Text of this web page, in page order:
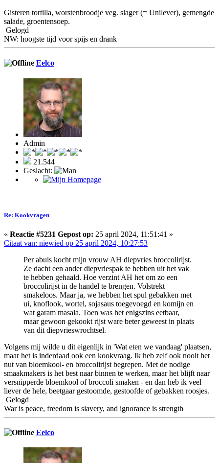
Gisteren tortilla, worstenbroodje veg. slager (= Unilever), gemengde
salade, groentensoep.
Gelogd
NW: hoogste tijd voor spijs en drank
Eelco
Admin
21.544
Geslacht:
Re: Kookvragen
« Reactie #5231 Gepost op: 25 april 2024, 11:51:41 »
Citaat van: niewied op 25 april 2024, 10:27:53
Per abuis kocht mijn vrouw AH diepvries broccolirijst.
Ze dacht een ander diepvriespak te hebben uit het vak
te hebben gehaald. Hoe verzint AH het om zo een
broccolirijst in de handel te brengen. Volstrekt
smakeloos. Maar ja, we hebben het spul gebakken met
ui, knoflook, wortel, sojasaus toegevoegd en komijn en
wat garam masala. Toen was het enigszins eetbaar,
maar gewoon gekookt rijst ware beter geweest in plaats
van dit diepvrieswrochtsel.
Volgens mij wilde u dit eigenlijk in 'Wat eten we vandaag' plaatsen,
maar het is inderdaad ook een kookvraag. Ik heb zelf ook nooit het
nut van bloemkool- en broccolirijst begrepen. Met de nodige
smaakmakers is het best naar binnen te werken, maar het blijft naar
versnipperde bloemkool of broccoli smaken - en dan heb ik veel
liever de hele, beetgaar gestoomde, gestoofde of gebakken roosjes.
Gelogd
War is peace, freedom is slavery, and ignorance is strength
Eelco